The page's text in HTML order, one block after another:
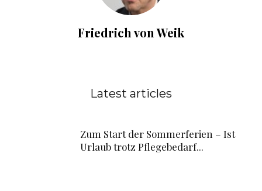
Friedrich von Weik
Latest articles
Zum Start der Sommerferien – Ist
Urlaub trotz Pflegebedarf...